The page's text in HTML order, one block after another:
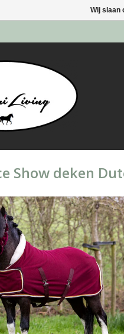
Show deken
Wij slaan